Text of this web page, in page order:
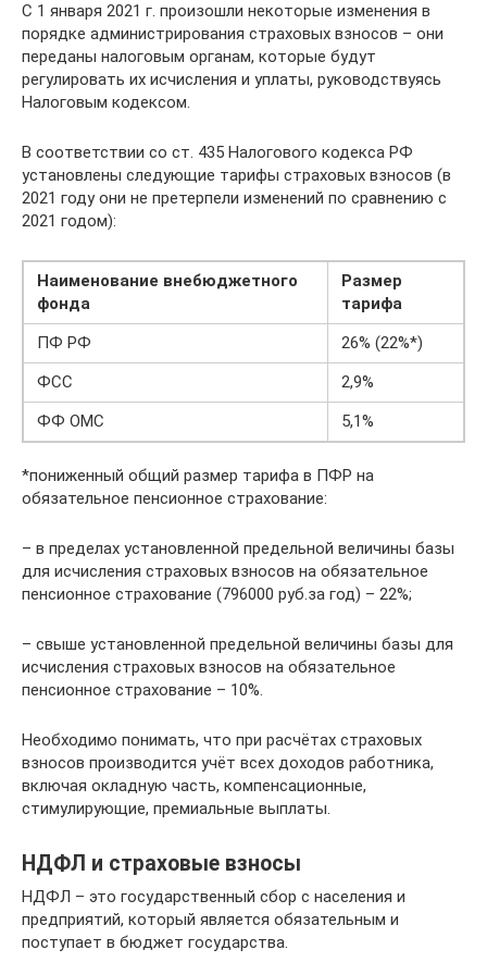
С 1 января 2021 г. произошли некоторые изменения в
порядке администрирования страховых взносов – они
переданы налоговым органам, которые будут
регулировать их исчисления и уплаты, руководствуясь
Налоговым кодексом.
В соответствии со ст. 435 Налогового кодекса РФ
установлены следующие тарифы страховых взносов (в
2021 году они не претерпели изменений по сравнению с
2021 годом):
Наименование внебюджетного
фонда
Размер
тарифа
ПФ РФ
26% (22%*)
ФСС
2,9%
ФФ ОМС
5,1%
*пониженный общий размер тарифа в ПФР на
обязательное пенсионное страхование:
– в пределах установленной предельной величины базы
для исчисления страховых взносов на обязательное
пенсионное страхование (796000 руб.за год) – 22%;
– свыше установленной предельной величины базы для
исчисления страховых взносов на обязательное
пенсионное страхование – 10%.
Необходимо понимать, что при расчётах страховых
взносов производится учёт всех доходов работника,
включая окладную часть, компенсационные,
стимулирующие, премиальные выплаты.
НДФЛ и страховые взносы
НДФЛ – это государственный сбор с населения и
предприятий, который является обязательным и
поступает в бюджет государства.